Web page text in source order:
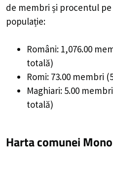
de membri și procentul
populație:
Români: 1,076.00
totală)
Romi: 73.00 membri
Maghiari: 5.00
totală)
Harta comunei